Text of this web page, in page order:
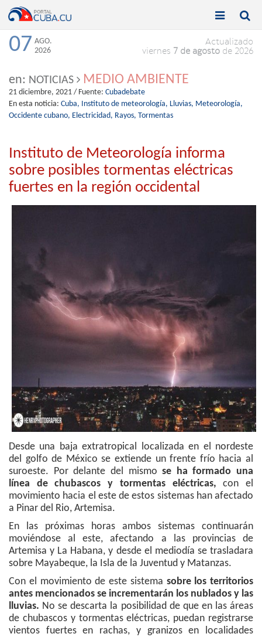
Toggle

Toggle

07 AGO.
2026
Actualizado
viernes 7 de agosto de 2026
en: NOTICIAS MEDIO AMBIENTE
21 diciembre, 2021 / Fuente: Cubadebate
En esta noticia: Cuba, Instituto de meteorología, Lluvias, Meteorología,
Occidente cubano, Electricidad, Rayos, Tormentas
Instituto de Meteorología informa
sobre posibles tormentas eléctricas
fuertes en la región occidental
Desde una baja extratropical localizada en el nordeste
del golfo de México se extiende un frente frío hacia al
suroeste. Por delante del mismo se ha formado una
línea de chubascos y tormentas eléctricas, con el
movimiento hacia el este de estos sistemas han afectado
a Pinar del Rio, Artemisa.
En las próximas horas ambos sistemas continuarán
moviéndose al este, afectando a las provincias de
Artemisa y La Habana, y desde el mediodía se trasladara
sobre Mayabeque, la Isla de la Juventud y Matanzas.
Con el movimiento de este sistema sobre los territorios
antes mencionados se incrementarán los nublados y las
lluvias. No se descarta la posibilidad de que en las áreas
de chubascos y tormentas eléctricas, puedan registrarse
vientos fuertes en rachas, y granizos en localidades